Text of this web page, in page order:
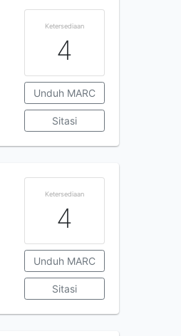
Ketersediaan
4
Unduh MARC
Sitasi
Ketersediaan
4
Unduh MARC
Sitasi